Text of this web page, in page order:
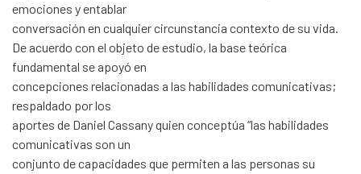
emociones y entablar
conversación en cualquier circunstancia contexto de su vida.
De acuerdo con el objeto de estudio, la base teórica
fundamental se apoyó en
concepciones relacionadas a las habilidades comunicativas;
respaldado por los
aportes de Daniel Cassany quien conceptúa “las habilidades
comunicativas son un
conjunto de capacidades que permiten a las personas su